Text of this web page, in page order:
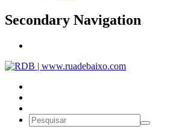
Secondary Navigation